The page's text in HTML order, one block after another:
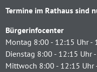
Termine im Rathaus sind
Bürgerinfocenter
Montag 8:00 - 12:15 Uhr -
Dienstag 8:00 - 12:15 Uhr
Mittwoch 8:00 - 12:15 Uhr